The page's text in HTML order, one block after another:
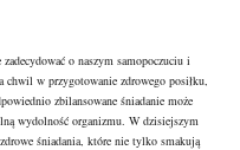
o naszym samopoczuciu i
w przygotowanie zdrowego posiłku,
zbilansowane śniadanie może
wydolność organizmu. W dzisiejszym
śniadania, które nie tylko smakują